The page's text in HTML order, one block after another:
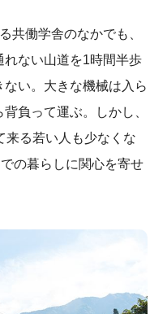
共働学舎のなかでも、
れない山道を1時間半歩
い。大きな機械は入ら
負って運ぶ。しかし、
来る若い人も少なくな
の暮らしに関心を寄せ